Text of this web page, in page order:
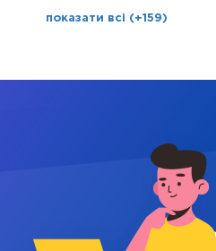
показати всі (+159)